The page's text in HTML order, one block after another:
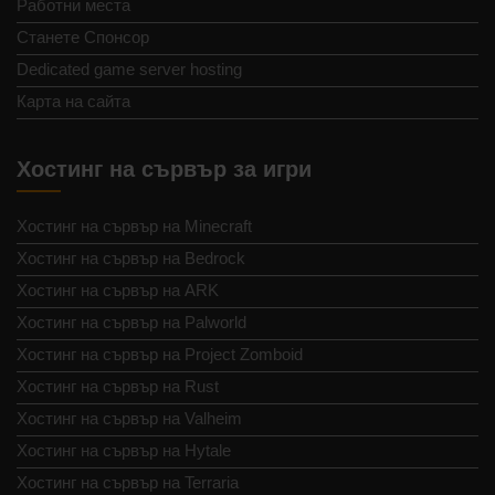
Работни места
Станете Спонсор
Dedicated game server hosting
Карта на сайта
Хостинг на сървър за игри
Хостинг на сървър на Minecraft
Хостинг на сървър на Bedrock
Хостинг на сървър на ARK
Хостинг на сървър на Palworld
Хостинг на сървър на Project Zomboid
Хостинг на сървър на Rust
Хостинг на сървър на Valheim
Хостинг на сървър на Hytale
Хостинг на сървър на Terraria